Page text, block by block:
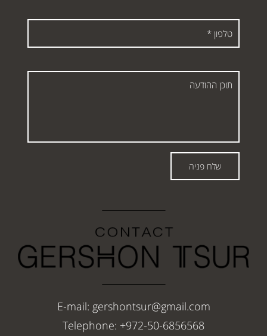
טלפון
תוכן
שלח פניה
E-mail: gershontsur@gmail.com
Telephone: +972-50-6856568